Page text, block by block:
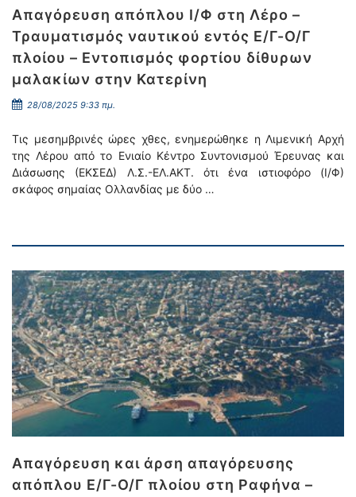
Απαγόρευση απόπλου Ι/Φ στη Λέρο –
Τραυματισμός ναυτικού εντός Ε/Γ-Ο/Γ
πλοίου – Εντοπισμός φορτίου δίθυρων
μαλακίων στην Κατερίνη
28/08/2025 9:33 πμ.
Τις μεσημβρινές ώρες χθες, ενημερώθηκε η Λιμενική Αρχή
της Λέρου από το Ενιαίο Κέντρο Συντονισμού Έρευνας και
Διάσωσης (ΕΚΣΕΔ) Λ.Σ.-ΕΛ.ΑΚΤ. ότι ένα ιστιοφόρο (Ι/Φ)
σκάφος σημαίας Ολλανδίας με δύο …
Απαγόρευση και άρση απαγόρευσης
απόπλου Ε/Γ-Ο/Γ πλοίου στη Ραφήνα –